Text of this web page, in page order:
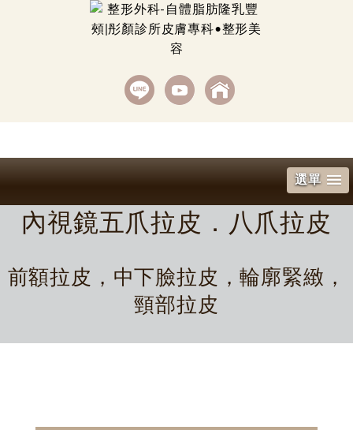
選單
內視鏡五爪拉皮．八爪拉皮
前額拉皮，中下臉拉皮，輪廓緊緻，
頸部拉皮